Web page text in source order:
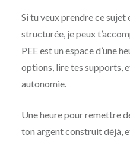
Si tu veux prendre ce sujet
structurée, je peux
PEE est un espace d’une
options, lire tes supports,
autonomie.
Une heure pour remettre
ton argent construit déjà,